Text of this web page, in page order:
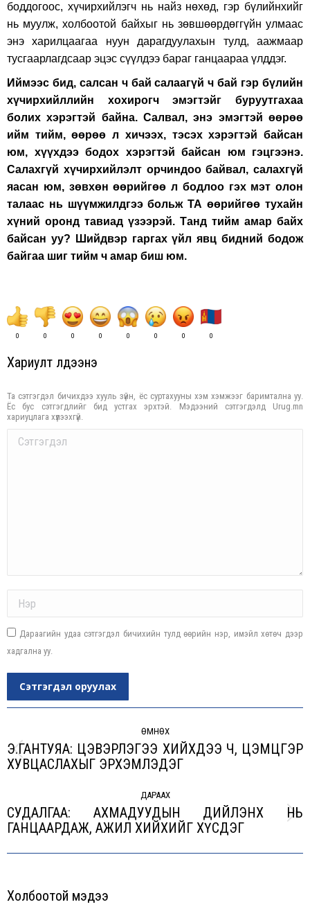
боддогоос, хүчирхийлэгч нь найз нөхөд, гэр бүлийнхийг
нь муулж, холбоотой байхыг нь зөвшөөрдөггүйн улмаас
энэ харилцаагаа нуун дарагдуулахын тулд, аажмаар
тусгаарлагдсаар эцэс сүүлдээ бараг ганцаараа үлддэг.
Иймээс бид, салсан ч бай салаагүй ч бай гэр бүлийн
хүчирхийллийн хохирогч эмэгтэйг буруутгахаа
болих хэрэгтэй байна. Салвал, энэ эмэгтэй өөрөө
ийм тийм, өөрөө л хичээх, тэсэх хэрэгтэй байсан
юм, хүүхдээ бодох хэрэгтэй байсан юм гэцгээнэ.
Салахгүй хүчирхийлэлт орчиндоо байвал, салахгүй
яасан юм, зөвхөн өөрийгөө л бодлоо гэх мэт олон
талаас нь шүүмжилдгээ больж ТА өөрийгөө тухайн
хүний оронд тавиад үзээрэй. Танд тийм амар байх
байсан уу? Шийдвэр гаргах үйл явц бидний бодож
байгаа шиг тийм ч амар биш юм.
0 0 0 0 0 0 0 0
Хариулт үлдээнэ үү
Та сэтгэгдэл бичихдээ хууль зүйн, ёс суртахууны хэм хэмжээг баримтална уу.
Ёс бус сэтгэгдлийг бид устгах эрхтэй. Мэдээний сэтгэгдэлд Urug.mn
хариуцлага хүлээхгүй.
Comment
Дараагийн удаа сэтгэгдэл бичихийн тулд өөрийн нэр, имэйл хөтөч дээр
хадгална уу.
Сэтгэгдэл оруулах
ӨМНӨХ
Previous
post:
Э.ГАНТУЯА: ЦЭВЭРЛЭГЭЭ ХИЙХДЭЭ Ч, ЦЭМЦГЭР
ХУВЦАСЛАХЫГ ЭРХЭМЛЭДЭГ
ДАРААХ
Next
СУДАЛГАА: АХМАДУУДЫН ДИЙЛЭНХ НЬ
ГАНЦААРДАЖ, АЖИЛ ХИЙХИЙГ ХҮСДЭГ
Холбоотой мэдээ